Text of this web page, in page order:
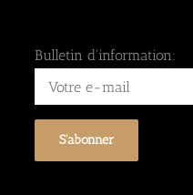
Bulletin d'information: